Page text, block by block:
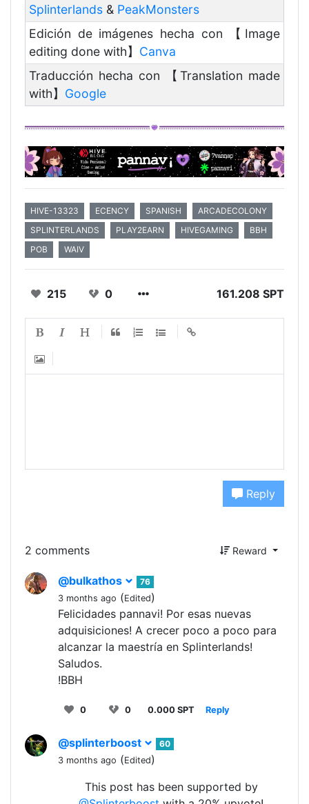
Splinterlands& PeakMonsters
Edición de imágenes hecha con 【Image
editing done with】 Canva
Traducción hecha con 【Translation made
with】 Google
HIVE-13323 ECENCY SPANISH
ARCADECOLONY
SPLINTERLANDS
PLAY2EARN HIVEGAMING
BBH
POB
WAIV
215 0 161.208 SPT
Reply
2 comments Reward
@bulkathos
76
3 months ago (Edited)
Felicidades pannavi! Por esas nuevas
adquisiciones! A crecer poco a poco para
alcanzar la maestría en Splinterlands!
Saludos.
!BBH
0 0 0.000 SPT Reply
@splinterboost
60
3 months ago (Edited)
This post has been supported by